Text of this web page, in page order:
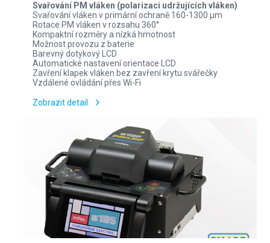
Svařování PM vláken (polarizaci udržujících vláken)
Svařování vláken v primární ochraně 160-1300 µm
Rotace PM vláken v rozsahu 360°
Kompaktní rozměry a nízká hmotnost
Možnost provozu z baterie
Barevný dotykový LCD
Automatické nastavení orientace LCD
Zavření klapek vláken bez zavření krytu svářečky
Vzdálené ovládání přes Wi-Fi
Zobrazit detail